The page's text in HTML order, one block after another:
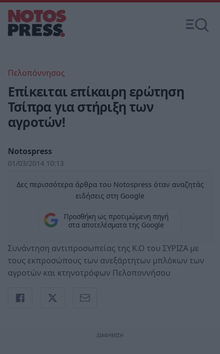
Πελοπόννησος
Επίκειται επίκαιρη ερώτηση
Τσίπρα για στήριξη των
αγροτών!
Notospress
01/03/2014 10:13
Δες περισσότερα άρθρα του Notospress όταν αναζητάς
ειδήσεις στη Google
Προσθήκη ως προτιμώμενη πηγή
στα αποτελέσματα της Google
Συνάντηση αντιπροσωπείας της Κ.Ο του ΣΥΡΙΖΑ με
τους εκπροσώπους των ανεξάρτητων μπλόκων των
αγροτών και κτηνοτρόφων Πελοποννήσου